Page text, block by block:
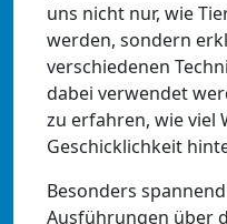
uns nicht nur, wie
werden, sondern
verschiedenen
dabei verwendet
zu erfahren, wie viel
Geschicklichkeit
Besonders
Ausführungen über